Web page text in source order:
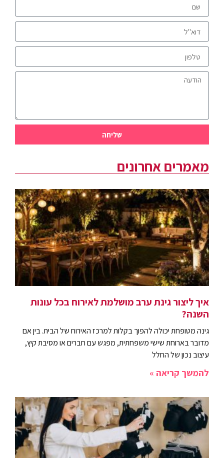
שליחה
מאמרים אחרונים
איך ליצור גינת ערב מושלמת לאירוח בכל עונות
השנה?
גינה מטופחת יכולה להפוך בקלות למרכז האירוח של הבית. בין אם
מדובר בארוחת שישי משפחתית, מפגש עם חברים או מסיבת קיץ,
עיצוב נכון של החלל
להמשך קריאה »